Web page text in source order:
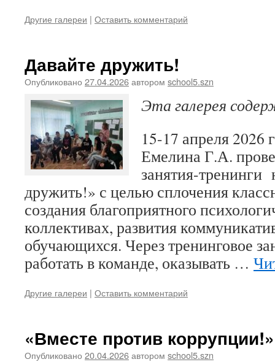
Другие галереи | Оставить комментарий
Давайте дружить!
Опубликовано 27.04.2026автором school5.szn
Эта галерея
15-17 апреля 2026
Емелина Г.А.
занятия-тренинги
дружить!» с целью сплочения
создания благоприятного
коллективах, развития
обучающихся. Через тренинговое
работать в команде, оказывать …
Другие галереи | Оставить комментарий
«Вместе против коррупции!»
Опубликовано 20.04.2026автором school5.szn